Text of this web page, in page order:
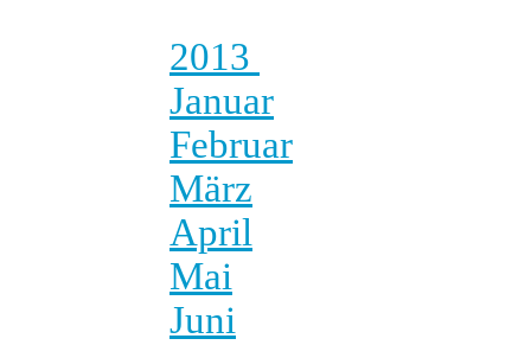
2013
Januar
Februar
März
April
Mai
Juni